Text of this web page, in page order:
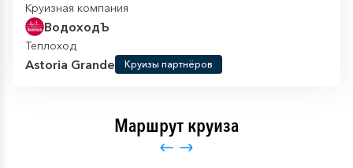
Круизная компания
ВодоходЪ
Теплоход
Astoria Grande Круизы партнёров
Маршрут круиза